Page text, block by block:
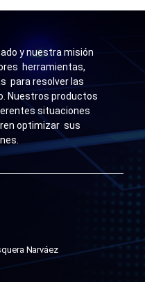
y nuestra misión
herramientas,
para resolver las
Nuestros productos
situaciones
optimizar sus
Narváez